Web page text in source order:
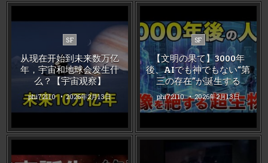
Posted
SF
从现在开始到未来数万亿
年，宇宙和地球会发生什
么？【宇宙观察】
phi72110 2026年2月13日
Posted
in
SF
【文明の果て】3000年
後、AIでも神でもない“第
三の存在”が誕生する
phi72110 2026年2月13日